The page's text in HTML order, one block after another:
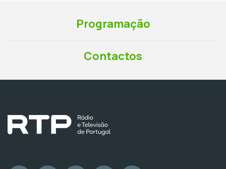
Programação
Contactos